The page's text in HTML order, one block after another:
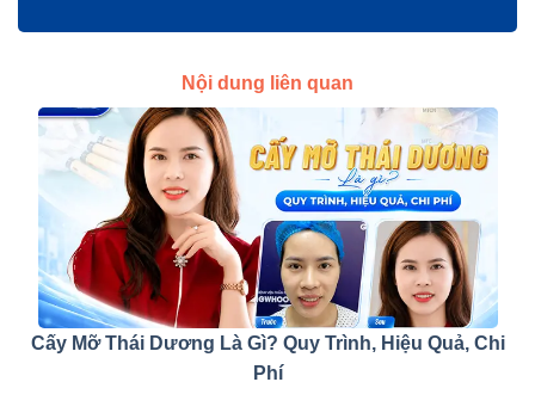
Nội dung liên quan
Cấy Mỡ Thái Dương Là Gì? Quy Trình, Hiệu Quả, Chi
Phí